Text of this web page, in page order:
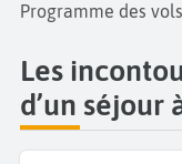
Programme des
Les
d’un séjour